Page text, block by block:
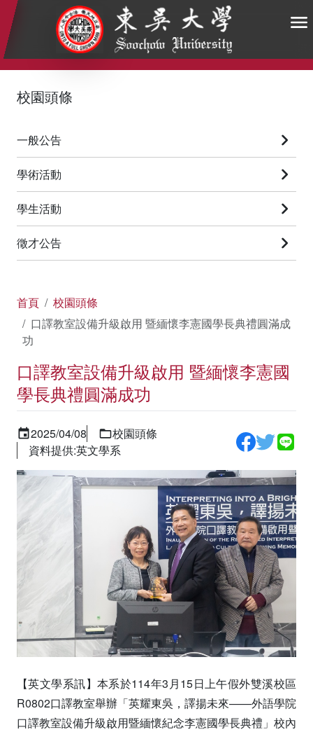
:::
校園頭條
一般公告
學術活動
學生活動
徵才公告
首頁
校園頭條
口譯教室設備升級啟用 暨緬懷李憲國學長典禮圓滿成
功
口譯教室設備升級啟用 暨緬懷李憲國
學長典禮圓滿成功
2025/04/08
校園頭條
資料提供:英文學系
【英文學系訊】本系於114年3月15日上午假外雙溪校區
R0802口譯教室舉辦「英耀東吳，譯揚未來——外語學院
口譯教室設備升級啟用暨緬懷紀念李憲國學長典禮」校內